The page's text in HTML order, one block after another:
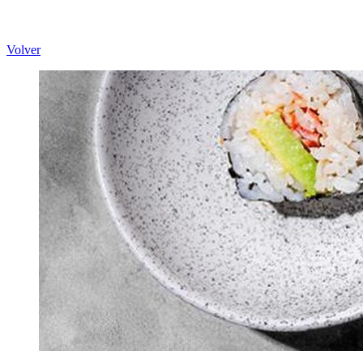
Volver